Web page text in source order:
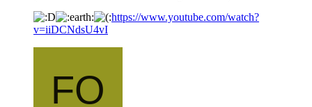
https://www.youtube.com/watch?
v=iiDCNdsU4vI